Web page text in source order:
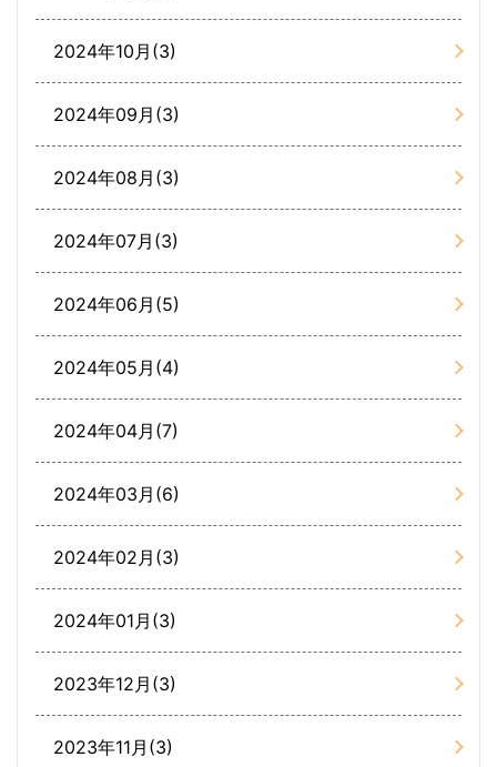
2024年10月(3)
2024年09月(3)
2024年08月(3)
2024年07月(3)
2024年06月(5)
2024年05月(4)
2024年04月(7)
2024年03月(6)
2024年02月(3)
2024年01月(3)
2023年12月(3)
2023年11月(3)